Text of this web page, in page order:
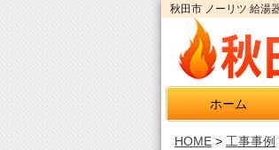
秋田市 ノーリツ 給湯
ホーム
HOME > 工事事例